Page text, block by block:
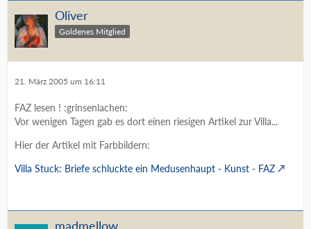
Oliver
Goldenes Mitglied
21. März 2005 um 16:11
FAZ lesen ! :grinsenlachen:
Vor wenigen Tagen gab es dort einen riesigen Artikel zur Villa...
Hier der Artikel mit Farbbildern:
Villa Stuck: Briefe schluckte ein Medusenhaupt - Kunst - FAZ
madmellow